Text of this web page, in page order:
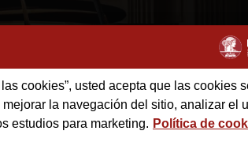
cookies”, usted acepta que las cookies
la navegación del sitio, analizar el
estudios para marketing. Política de